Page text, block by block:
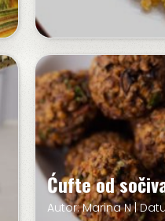
Ćufte od
Autor: Marina N |